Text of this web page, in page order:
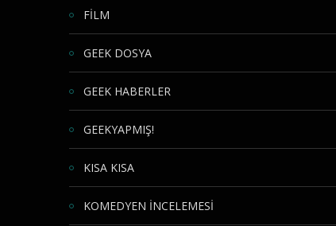
FİLM
GEEK DOSYA
GEEK HABERLER
GEEKYAPMIŞ!
KISA KISA
KOMEDYEN İNCELEMESİ